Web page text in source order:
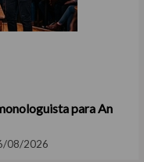
para An
08/2026